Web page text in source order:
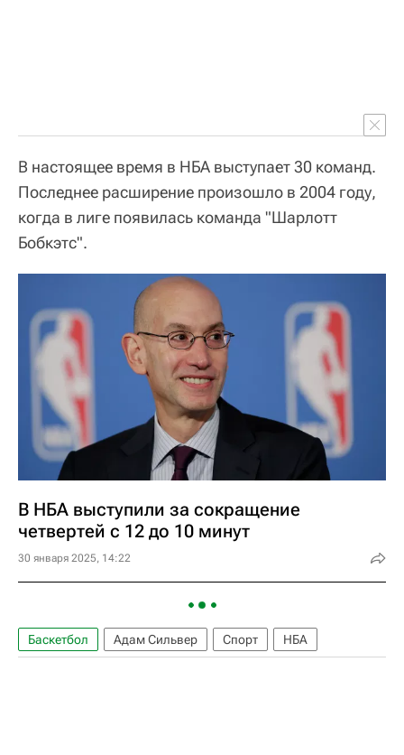
В настоящее время в НБА выступает 30 команд.
Последнее расширение произошло в 2004 году,
когда в лиге появилась команда "Шарлотт
Бобкэтс".
В НБА выступили за сокращение
четвертей с 12 до 10 минут
30 января 2025, 14:22
Баскетбол Адам Сильвер Спорт НБА